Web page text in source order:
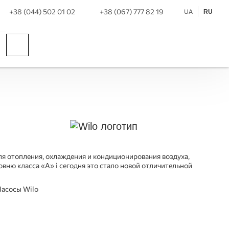
+38 (044) 502 01 02 +38 (067) 777 82 19 UA RU
отопления, охлаждения и кондиционирования воздуха,
класса «А» i сегодня это стало новой отличительной